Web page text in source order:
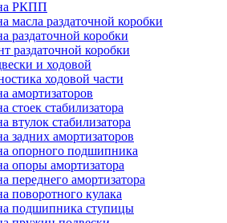
РКПП
масла раздаточной коробки
раздаточной коробки
раздаточной коробки
и ходовой
ходовой части
амортизаторов
стоек стабилизатора
втулок стабилизатора
задних амортизаторов
опорного подшипника
опоры амортизатора
переднего амортизатора
поворотного кулака
подшипника ступицы